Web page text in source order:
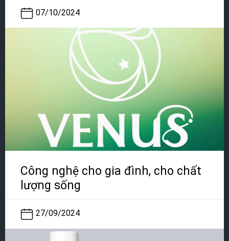
07/10/2024
Công nghệ cho gia đình, cho chất
lượng sống
27/09/2024